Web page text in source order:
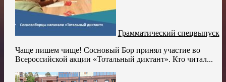
Грамматический спецвыпуск
Чаще пишем чище! Сосновый Бор принял участие во
Всероссийской акции «Тотальный диктант». Кто читал...